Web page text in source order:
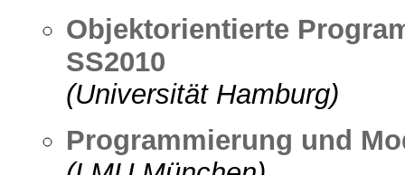
Objektorientierte
SS2010
(Universität Hamburg)
Programmierung und